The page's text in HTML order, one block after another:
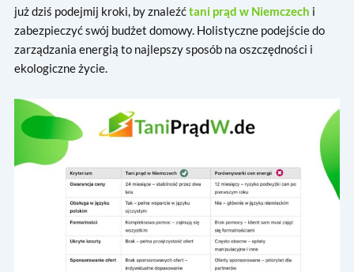
już dziś podejmij kroki, by znaleźćtani prąd w Niemczech i
zabezpieczyć swój budżet domowy. Holistyczne podejście do
zarządzania energią to najlepszy sposób na oszczędności i
ekologiczne życie.